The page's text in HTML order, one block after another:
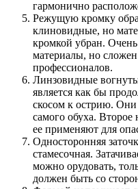
гармонично
Режущую кромку
клиновидные, но
кромкой убран.
материалы, но сложен
профессионалов.
Линзовидные
является как бы
скосом к острию. Они
самого обуха. Второе
ее применяют для
Односторонняя
стамесочная.
можно орудовать,
должен быть со